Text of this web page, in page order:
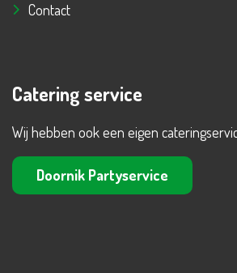
Contact
Catering service
Wij hebben ook een eigen
Doornik Partyservice